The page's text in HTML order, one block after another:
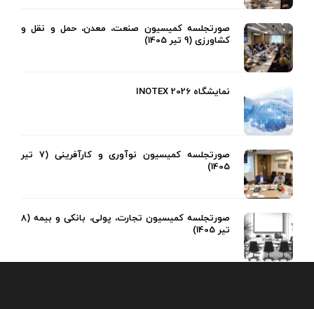
صورتجلسه کمیسیون صنعت، معدن، حمل و نقل و
کشاورزی (9 تیر 1405)
نمایشگاه INOTEX 2026
صورتجلسه کمیسیون نوآوری و کارآفرینی (7 تیر
1405)
صورتجلسه کمیسیون تجارت، پولی، بانکی و بیمه (8
تیر 1405)